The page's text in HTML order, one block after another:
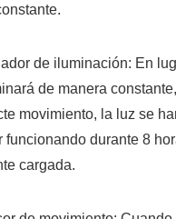
de iluminación: En
de manera
movimiento, la luz se
funcionando durante 8
cargada.